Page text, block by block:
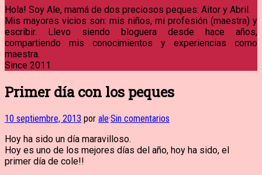
Hola! Soy Ale, mamá de dos preciosos peques: Aitor y Abril.
Mis mayores vicios son: mis niños, mi profesión (maestra) y
escribir. Llevo siendo bloguera desde hace años,
compartiendo mis conocimientos y experiencias como
maestra.
Since 2011
Primer día con los peques
10 septiembre, 2013 por ale·Sin comentarios
Hoy ha sido un día maravilloso.
Hoy es uno de los mejores días del año, hoy ha sido, el
primer día de cole!!